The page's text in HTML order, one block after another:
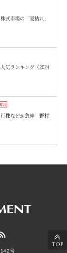
式市場の「夏枯れ」
気ランキング（2024
説
株などが急伸 野村
号